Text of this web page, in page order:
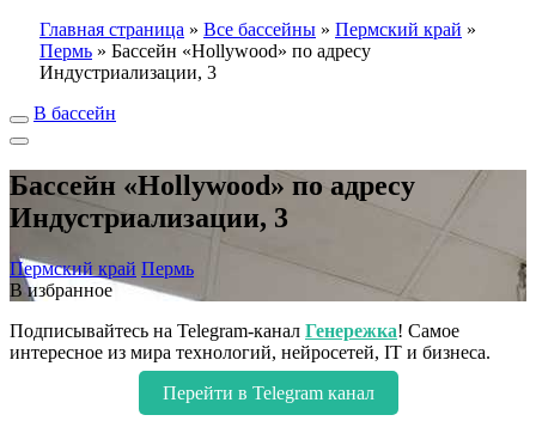
Главная страница » Все бассейны » Пермский край »
Пермь » Бассейн «Hollywood» по адресу
Индустриализации, 3
В бассейн
Бассейн «Hollywood» по адресу
Индустриализации, 3
Пермский край Пермь
В избранное
Подписывайтесь на Telegram-канал Генережка! Самое
интересное из мира технологий, нейросетей, IT и бизнеса.
Перейти в Telegram канал